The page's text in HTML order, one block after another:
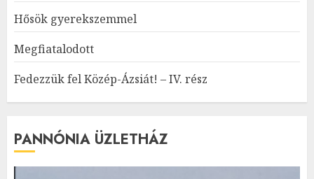
Hősök gyerekszemmel
Megfiatalodott
Fedezzük fel Közép-Ázsiát! – IV. rész
PANNÓNIA ÜZLETHÁZ